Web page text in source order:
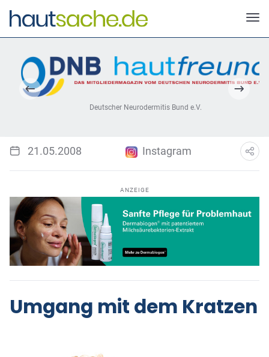
Deutscher Neurodermitis Bund e.V.
21.05.2008 Instagram
ANZEIGE
Umgang mit dem Kratzen